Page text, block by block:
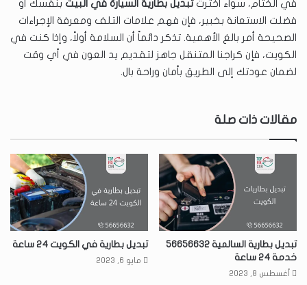
في الختام، سواء اخترتتبديل بطارية السيارة في البيت بنفسك أو
فضلت الاستعانة بخبير، فإن فهم علامات التلف ومعرفة الإجراءات
الصحيحة أمر بالغ الأهمية. تذكر دائماً أن السلامة أولاً، وإذا كنت في
الكويت، فإن كراجنا المتنقل جاهز لتقديم يد العون في أي وقت
لضمان عودتك إلى الطريق بأمان وراحة بال.
مقالات ذات صلة
تبديل بطارية السالمية 56656632
خدمة 24 ساعة
أغسطس 8, 2023
تبديل بطارية في الكويت 24 ساعة
مايو 6, 2023